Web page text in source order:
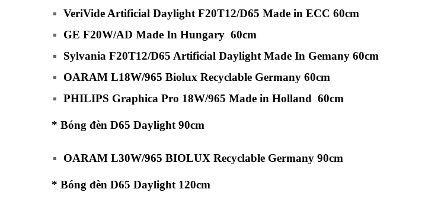
VeriVide Artificial Daylight F20T12/D65 Made in ECC 60cm
GE F20W/AD Made In Hungary 60cm
Sylvania F20T12/D65 Artificial Daylight Made In Gemany 60cm
OARAM L18W/965 Biolux Recyclable Germany 60cm
PHILIPS Graphica Pro 18W/965 Made in Holland 60cm
* Bóng đèn D65 Daylight 90cm
OARAM L30W/965 BIOLUX Recyclable Germany 90cm
* Bóng đèn D65 Daylight 120cm